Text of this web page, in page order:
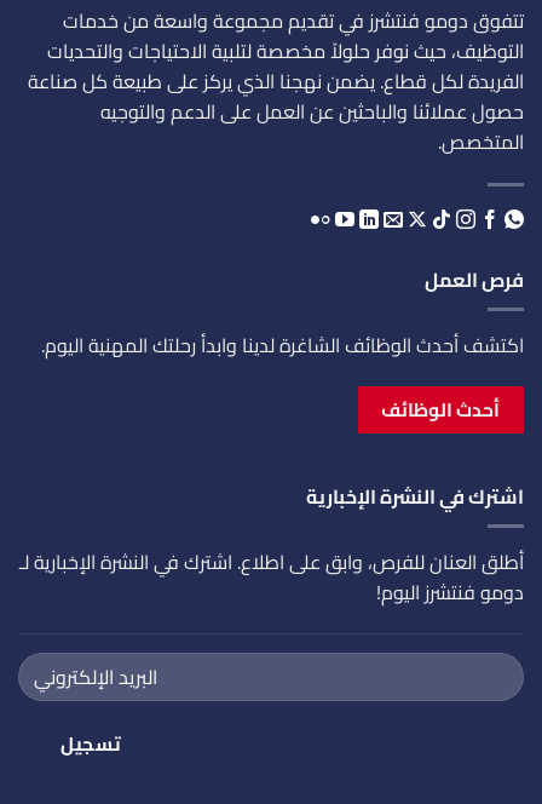
تتفوق دومو فنتشرز في تقديم مجموعة واسعة من خدمات
التوظيف، حيث نوفر حلولاً مخصصة لتلبية الاحتياجات والتحديات
الفريدة لكل قطاع. يضمن نهجنا الذي يركز على طبيعة كل صناعة
حصول عملائنا والباحثين عن العمل على الدعم والتوجيه
المتخصص.
فرص العمل
اكتشف أحدث الوظائف الشاغرة لدينا وابدأ رحلتك المهنية اليوم.
أحدث الوظائف
اشترك في النشرة الإخبارية
أطلق العنان للفرص، وابق على اطلاع. اشترك في النشرة الإخبارية لـ
دومو فنتشرز اليوم!